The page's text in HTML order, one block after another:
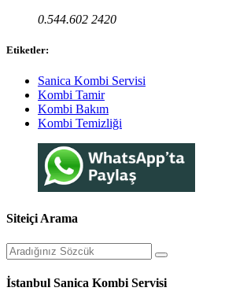
0.544.602 2420
Etiketler:
Sanica Kombi Servisi
Kombi Tamir
Kombi Bakım
Kombi Temizliği
Siteiçi Arama
İstanbul Sanica Kombi Servisi